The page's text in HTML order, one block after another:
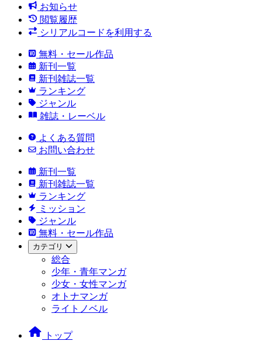
お知らせ
閲覧履歴
シリアルコードを利用する
無料・セール作品
新刊一覧
新刊雑誌一覧
ランキング
ジャンル
雑誌・レーベル
よくある質問
お問い合わせ
新刊一覧
新刊雑誌一覧
ランキング
ミッション
ジャンル
無料・セール作品
カテゴリ
総合
少年・青年マンガ
少女・女性マンガ
オトナマンガ
ライトノベル
トップ